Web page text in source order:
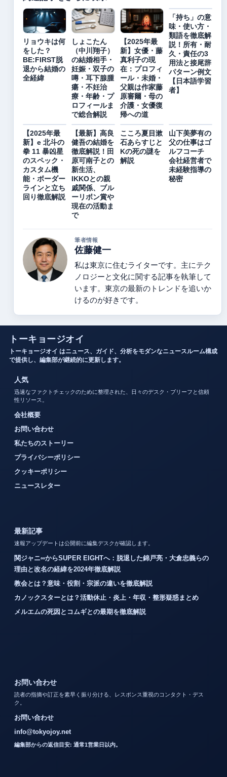
リョウキは何
をした？
BE:FIRST脱
退から結婚の
全経緯
しょこたん
（中川翔子）
の結婚相手・
妊娠・双子の
噂・耳下腺腫
瘍・不妊治
療・年齢・プ
ロフィールま
で総合解説
【2025年最
新】女優・藤
真利子の現
在：プロフィ
ール・未婚・
父親は作家藤
原審爾・母の
介護・女優復
帰への道
「持ち」の意
味・使い方・
類語を徹底解
説！所有・耐
久・責任の3
用法と接尾辞
パターン例文
【日本語学習
者】
【2025年最
新】e 北斗の
拳 11 暴凶星
のスペック・
カスタム機
能・ボーダー
ラインと立ち
回り徹底解説
【最新】高良
健吾の結婚を
徹底解説！田
原可南子との
新生活、
IKKOとの親
戚関係、ブル
ーリボン賞や
現在の活動ま
で
こころ夏目漱
石あらすじと
Kの死の謎を
解説
山下美夢有の
父の仕事はゴ
ルフコーチ
会社経営者で
未経験指導の
秘密
筆者情報
佐藤健一
私は東京に住むライターです。主にテク
ノロジーと文化に関する記事を執筆して
います。東京の最新のトレンドを追いか
けるのが好きです。
トーキョージオイ
トーキョージオイ はニュース、ガイド、分析をモダンなニュースルーム構成
で提供し、編集部が継続的に更新します。
人気
迅速なファクトチェックのために整理された、日々のデスク・ブリーフと信頼
性リソース。
会社概要
お問い合わせ
私たちのストーリー
プライバシーポリシー
クッキーポリシー
ニュースレター
最新記事
速報アップデートは公開前に編集デスクが確認します。
関ジャニ∞からSUPER EIGHTへ：脱退した錦戸亮・大倉忠義らの
理由と改名の経緯を2024年徹底解説
教会とは？意味・役割・宗派の違いを徹底解説
カノックスターとは？活動休止・炎上・年収・整形疑惑まとめ
メルエムの死因とコムギとの最期を徹底解説
お問い合わせ
読者の指摘や訂正を素早く振り分ける、レスポンス重視のコンタクト・デス
ク。
お問い合わせ
info@tokyojoy.net
編集部からの返信目安: 通常1営業日以内。